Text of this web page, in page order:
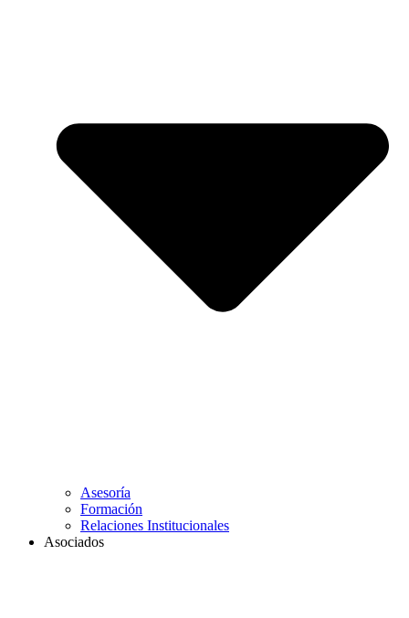
Asesoría
Formación
Relaciones Institucionales
Asociados